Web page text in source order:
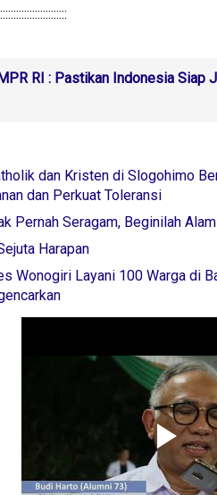
RI : Pastikan Indonesia Siap
dan Kristen di Slogohimo
dan Perkuat Toleransi
Pernah Seragam, Beginilah
Harapan
Wonogiri Layani 100 Warga di